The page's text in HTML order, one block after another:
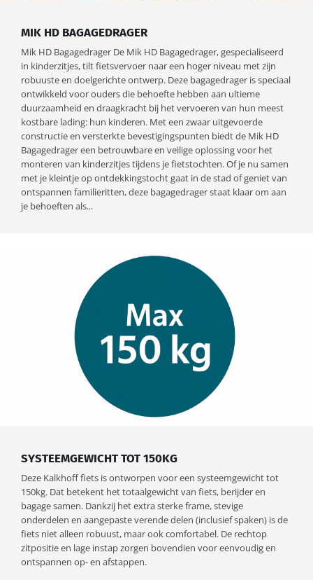
MIK HD BAGAGEDRAGER
Mik HD Bagagedrager De Mik HD Bagagedrager, gespecialiseerd
in kinderzitjes, tilt fietsvervoer naar een hoger niveau met zijn
robuuste en doelgerichte ontwerp. Deze bagagedrager is speciaal
ontwikkeld voor ouders die behoefte hebben aan ultieme
duurzaamheid en draagkracht bij het vervoeren van hun meest
kostbare lading: hun kinderen. Met een zwaar uitgevoerde
constructie en versterkte bevestigingspunten biedt de Mik HD
Bagagedrager een betrouwbare en veilige oplossing voor het
monteren van kinderzitjes tijdens je fietstochten. Of je nu samen
met je kleintje op ontdekkingstocht gaat in de stad of geniet van
ontspannen familieritten, deze bagagedrager staat klaar om aan
je behoeften als...
SYSTEEMGEWICHT TOT 150KG
Deze Kalkhoff fiets is ontworpen voor een systeemgewicht tot
150kg. Dat betekent het totaalgewicht van fiets, berijder en
bagage samen. Dankzij het extra sterke frame, stevige
onderdelen en aangepaste verende delen (inclusief spaken) is de
fiets niet alleen robuust, maar ook comfortabel. De rechtop
zitpositie en lage instap zorgen bovendien voor eenvoudig en
ontspannen op- en afstappen.